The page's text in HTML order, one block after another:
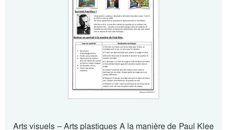
Arts visuels – Arts plastiques A la manière de Paul Klee